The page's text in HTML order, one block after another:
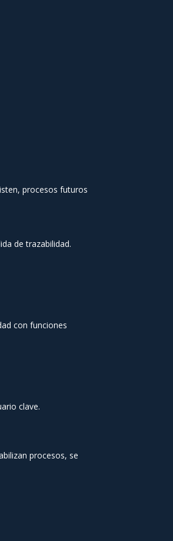
procesos futuros
de trazabilidad.
con funciones
clave.
procesos, se